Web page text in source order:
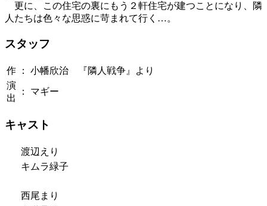
更に、この住宅の裏にもう２軒住宅が建つことになり、隣
人たちは色々な思惑に苛まれて行く…。
スタッフ
作 ：
小幡欣治 『隣人戦争』より
演
出
： マギー
キャスト
渡辺えり
キムラ緑子
西尾まり